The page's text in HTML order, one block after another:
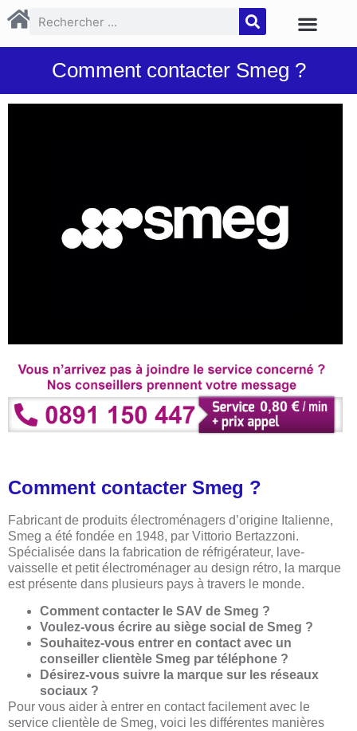
Comment contacter Smeg ?
Comment contacter Smeg ?
Fabricant de produits électroménagers d’origine Italienne,
Smeg a été fondée en 1948, par Vittorio Bertazzoni.
Spécialisée dans la fabrication de réfrigérateur, lave-
vaisselle et petit électroménager au design rétro, la marque
est présente dans plusieurs pays à travers le monde.
Comment contacter le SAV de Smeg ?
Voulez-vous écrire au siège social de Smeg ?
Souhaitez-vous entrer en contact avec un
conseiller clientèle Smeg par téléphone ?
Désirez-vous suivre la marque sur les réseaux
sociaux ?
Pour vous aider à entrer en contact facilement avec le
service clientèle de Smeg, voici les différentes manières